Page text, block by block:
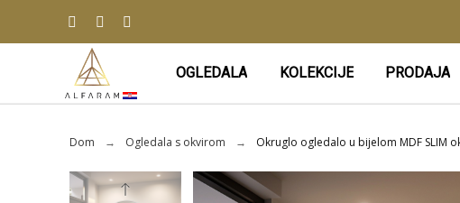
OGLEDALA KOLEKCIJE PRODAJA
Dom Ogledala s okvirom Okruglo ogledalo u bijelom MDF SLIM